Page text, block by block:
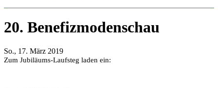
20. Benefizmodenschau
So., 17. März 2019
Zum Jubiläums-Laufsteg laden ein: